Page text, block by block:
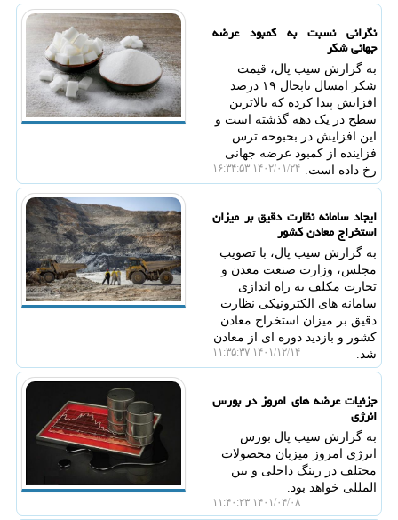
نگرانی نسبت به کمبود عرضه
جهانی شکر
به گزارش سیب پال، قیمت
شکر امسال تابحال ۱۹ درصد
افزایش پیدا کرده که بالاترین
سطح در یک دهه گذشته است و
این افزایش در بحبوحه ترس
فزاینده از کمبود عرضه جهانی
رخ داده است. ۱۴۰۲/۰۱/۲۴ ۱۶:۳۴:۵۳
ایجاد سامانه نظارت دقیق بر میزان
استخراج معادن کشور
به گزارش سیب پال، با تصویب
مجلس، وزارت صنعت معدن و
تجارت مکلف به راه اندازی
سامانه های الکترونیکی نظارت
دقیق بر میزان استخراج معادن
کشور و بازدید دوره ای از معادن
شد.
۱۴۰۱/۱۲/۱۴ ۱۱:۳۵:۳۷
جزئیات عرضه های امروز در بورس
انرژی
به گزارش سیب پال بورس
انرژی امروز میزبان محصولات
مختلف در رینگ داخلی و بین
المللی خواهد بود.
۱۴۰۱/۰۴/۰۸ ۱۱:۴۰:۲۳